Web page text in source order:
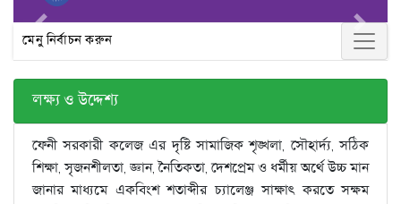
Previous Next
মেনু নির্বাচন করুন
লক্ষ্য ও উদ্দেশ্য
ফেনী সরকারী কলেজ এর দৃষ্টি সামাজিক শৃঙ্খলা, সৌহার্দ্য, সঠিক
শিক্ষা, সৃজনশীলতা, জ্ঞান, নৈতিকতা, দেশপ্রেম ও ধর্মীয় অর্থে উচ্চ মান
জানার মাধ্যমে একবিংশ শতাব্দীর চ্যালেঞ্জ সাক্ষাৎ করতে সক্ষম